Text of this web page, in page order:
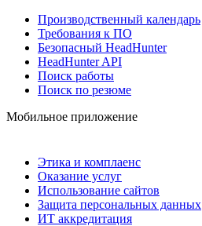
Производственный календарь
Требования к ПО
Безопасный HeadHunter
HeadHunter API
Поиск работы
Поиск по резюме
Мобильное приложение
Этика и комплаенс
Оказание услуг
Использование сайтов
Защита персональных данных
ИТ аккредитация